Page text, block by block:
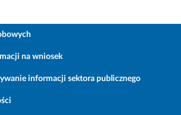
na wniosek
informacji sektora publicznego